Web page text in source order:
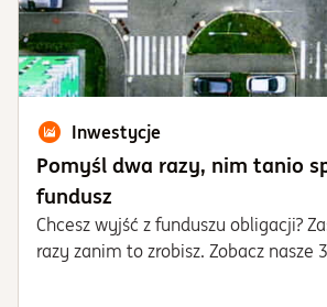
Inwestycje
Pomyśl dwa razy, nim tanio
fundusz
Chcesz wyjść z funduszu obligacji?
razy zanim to zrobisz. Zobacz nasze